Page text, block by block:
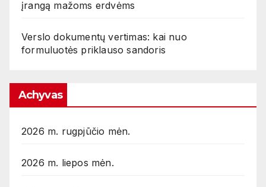
įrangą mažoms erdvėms
Verslo dokumentų vertimas: kai nuo
formuluotės priklauso sandoris
Achyvas
2026 m. rugpjūčio mėn.
2026 m. liepos mėn.